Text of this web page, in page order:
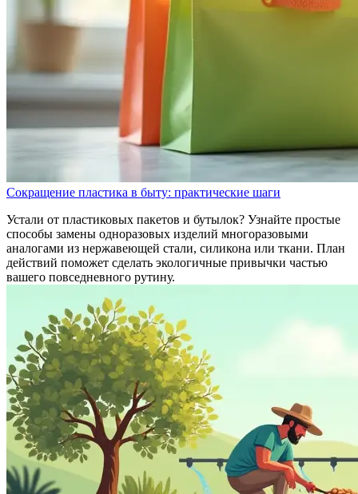
Сокращение пластика в быту: практические шаги
Устали от пластиковых пакетов и бутылок? Узнайте простые
способы замены одноразовых изделий многоразовыми
аналогами из нержавеющей стали, силикона или ткани. План
действий поможет сделать экологичные привычки частью
вашего повседневного рутину.